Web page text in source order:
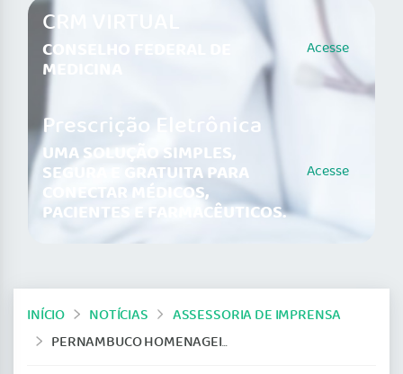
CRM VIRTUAL
CONSELHO FEDERAL DE
MEDICINA
Acesse
Prescrição Eletrônica
UMA SOLUÇÃO SIMPLES,
SEGURA E GRATUITA PARA
CONECTAR MÉDICOS,
PACIENTES E FARMACÊUTICOS.
Acesse
INÍCIO NOTÍCIAS
ASSESSORIA DE IMPRENSA
PERNAMBUCO HOMENAGEIA CONSELHEIRO DO CREMEB